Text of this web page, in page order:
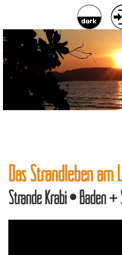
Das Strandleben am
Strände Krabi • Baden +